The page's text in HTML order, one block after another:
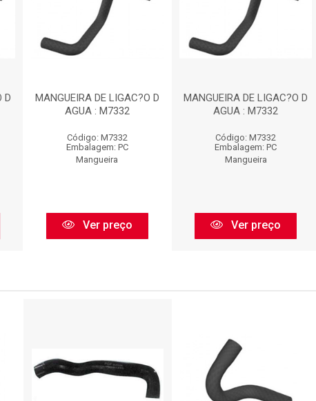
D
MANGUEIRA DE LIGAC?O D
AGUA : M7332
Código: M7332
Embalagem: PC
Mangueira
Ver preço
MANGUEIRA DE LIGAC?O D
AGUA : M7332
Código: M7332
Embalagem: PC
Mangueira
Ver preço